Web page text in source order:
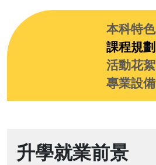
本科特色
課程規劃
活動花絮
專業設備
升學就業前景